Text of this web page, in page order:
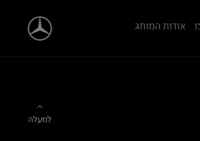
אודות המותג
למעלה